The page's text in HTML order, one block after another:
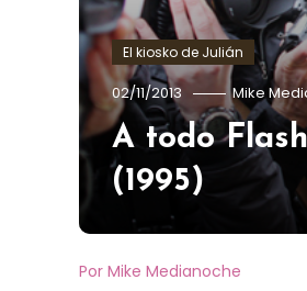
El kiosko de Julián
02/11/2013 Mike
A todo
(1995)
Por Mike Medianoche